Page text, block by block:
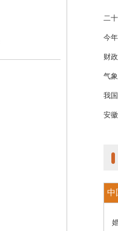
二
今
财
气
我
安
中